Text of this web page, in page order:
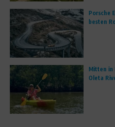
Porsche
besten
Mitten in
Oleta